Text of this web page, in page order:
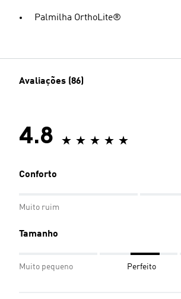
Palmilha OrthoLite®
Avaliações (86)
4.8
Conforto
Muito ruim
Tamanho
Muito pequeno Perfeito